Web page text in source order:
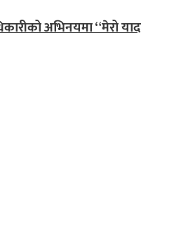
अभिनयमा “मेरो याद